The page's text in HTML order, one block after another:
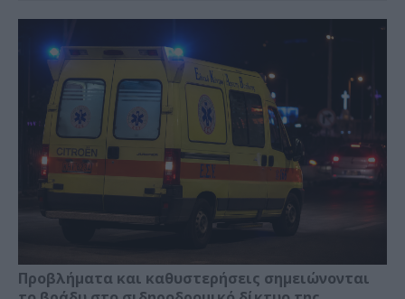
Προβλήματα και καθυστερήσεις σημειώνονται